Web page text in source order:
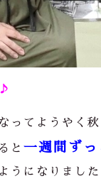
ってようやく
と 一週間ず
うになりました